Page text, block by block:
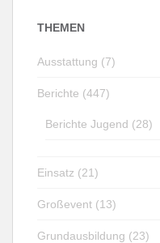
THEMEN
Ausstattung (7)
Berichte (447)
Berichte Jugend (28)
Einsatz (21)
Großevent (13)
Grundausbildung (23)